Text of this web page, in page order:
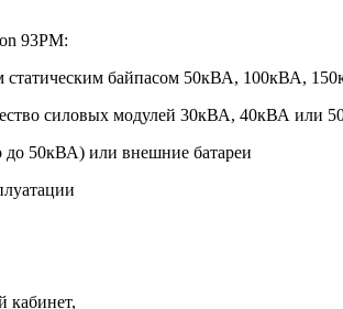
93PM:
байпасом 50кВА, 100кВА,
силовых модулей 30кВА, 40кВА или
до 50кВА) или внешние батареи
кабинет,